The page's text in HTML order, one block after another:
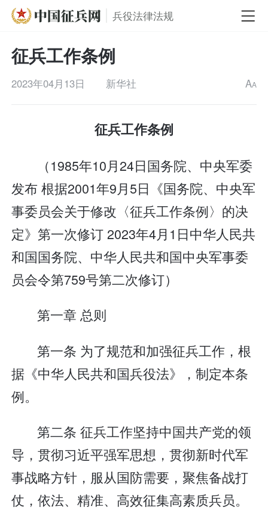
兵役法律法规
征兵工作条例
2023年04月13日 新华社 AA
征兵工作条例
（1985年10月24日国务院、中央军委
发布 根据2001年9月5日《国务院、中央军
事委员会关于修改〈征兵工作条例〉的决
定》第一次修订 2023年4月1日中华人民共
和国国务院、中华人民共和国中央军事委
员会令第759号第二次修订）
第一章 总则
第一条 为了规范和加强征兵工作，根
据《中华人民共和国兵役法》，制定本条
例。
第二条 征兵工作坚持中国共产党的领
导，贯彻习近平强军思想，贯彻新时代军
事战略方针，服从国防需要，聚焦备战打
仗，依法、精准、高效征集高素质兵员。